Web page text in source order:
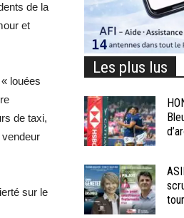
de la
et
louées
de taxi,
sur le
Les plus lus